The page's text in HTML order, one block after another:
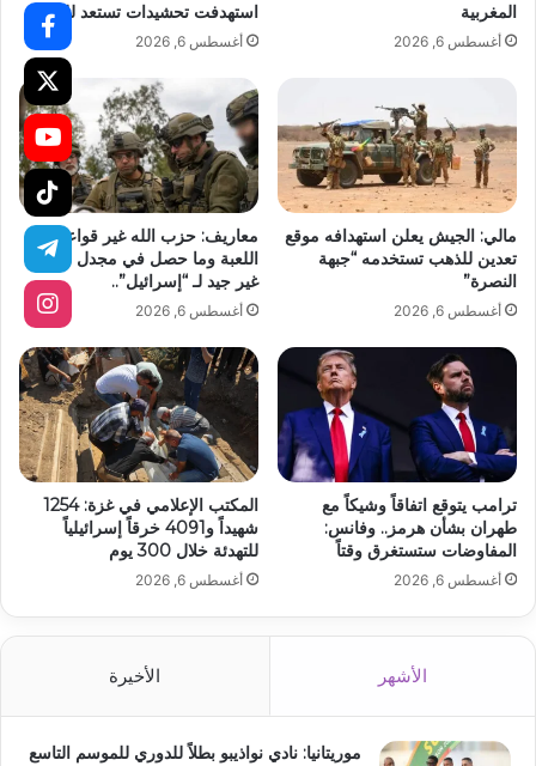
المغربية
أغسطس 6, 2026
استهدفت تحشيدات تستعد للتصعيد
أغسطس 6, 2026
مالي: الجيش يعلن استهدافه موقع
تعدين للذهب تستخدمه “جبهة
النصرة”
أغسطس 6, 2026
معاريف: حزب الله غير قواعد
اللعبة وما حصل في مجدل زون
غير جيد لـ “إسرائيل”..
أغسطس 6, 2026
ترامب يتوقع اتفاقاً وشيكاً مع
طهران بشأن هرمز.. وفانس:
المفاوضات ستستغرق وقتاً
أغسطس 6, 2026
المكتب الإعلامي في غزة: 1254
شهيداً و4091 خرقاً إسرائيلياً
للتهدئة خلال 300 يوم
أغسطس 6, 2026
الأشهر الأخيرة
موريتانيا: نادي نواذيبو بطلاً للدوري للموسم التاسع